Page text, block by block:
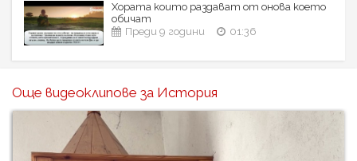
Хората които раздават от онова което
обичат
Преди 9 години
01:36
Още видеоклипове за История